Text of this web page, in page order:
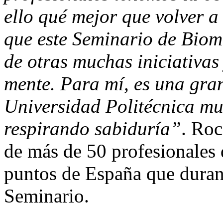
ello qué mejor que volver
que este Seminario de
de otras muchas
mente. Para mí, es una
Universidad Politécnica
respirando sabiduría”.
de más de 50
puntos de España que
Seminario.